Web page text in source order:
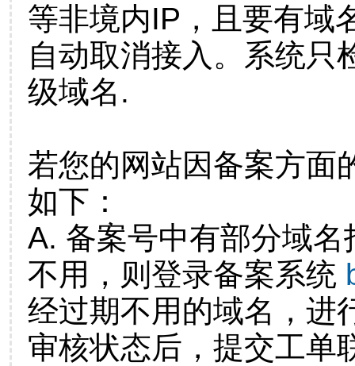
等非境内IP，且要有域
自动取消接入。系统只
级域名.
若您的网站因备案方面
如下：
A. 备案号中有部分域
不用，则登录备案系统
经过期不用的域名，进
审核状态后，提交工单